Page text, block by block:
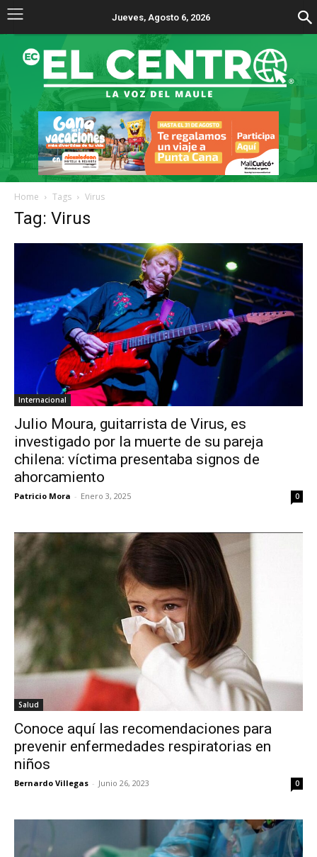
Jueves, Agosto 6, 2026
Home Tags Virus
Tag: Virus
Internacional
Julio Moura, guitarrista de Virus, es
investigado por la muerte de su pareja
chilena: víctima presentaba signos de
ahorcamiento
Patricio Mora - Enero 3, 2025 0
Salud
Conoce aquí las recomendaciones para
prevenir enfermedades respiratorias en
niños
Bernardo Villegas - Junio 26, 2023 0